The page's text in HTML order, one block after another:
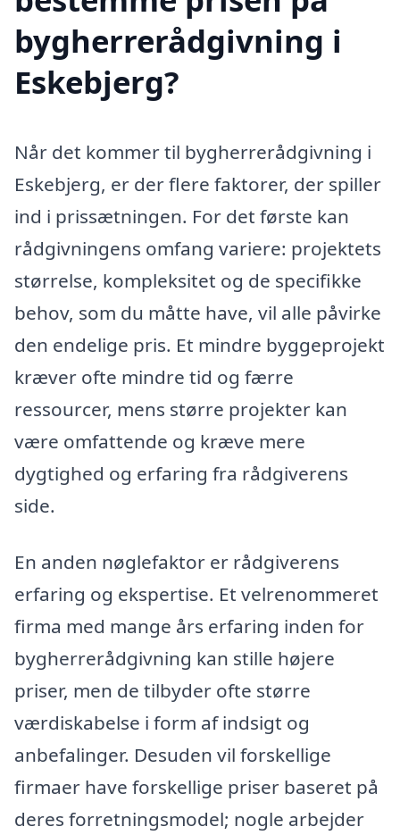
bygherrerådgivning i
Eskebjerg?
Når det kommer til bygherrerådgivning i
Eskebjerg, er der flere faktorer, der spiller
ind i prissætningen. For det første kan
rådgivningens omfang variere: projektets
størrelse, kompleksitet og de specifikke
behov, som du måtte have, vil alle påvirke
den endelige pris. Et mindre byggeprojekt
kræver ofte mindre tid og færre
ressourcer, mens større projekter kan
være omfattende og kræve mere
dygtighed og erfaring fra rådgiverens
side.
En anden nøglefaktor er rådgiverens
erfaring og ekspertise. Et velrenommeret
firma med mange års erfaring inden for
bygherrerådgivning kan stille højere
priser, men de tilbyder ofte større
værdiskabelse i form af indsigt og
anbefalinger. Desuden vil forskellige
firmaer have forskellige priser baseret på
deres forretningsmodel; nogle arbejder